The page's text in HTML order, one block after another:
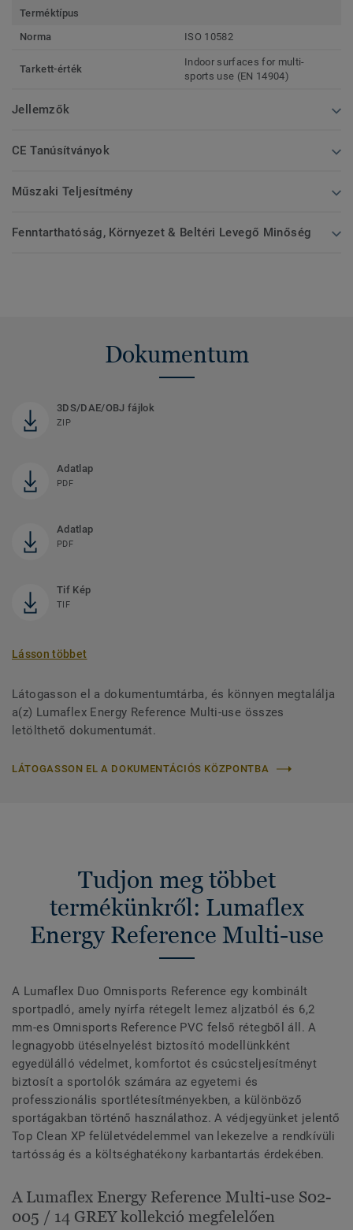
Terméktípus
Norma
ISO 10582
Tarkett-érték
Indoor surfaces for multi-
sports use (EN 14904)
Jellemzők
CE Tanúsítványok
Műszaki Teljesítmény
Fenntarthatóság, Környezet & Beltéri Levegő Minőség
Dokumentum
3DS/DAE/OBJ fájlok
ZIP
Adatlap
PDF
Adatlap
PDF
Tif Kép
TIF
Lásson többet
Látogasson el a dokumentumtárba, és könnyen megtalálja
a(z) Lumaflex Energy Reference Multi-use összes
letölthető dokumentumát.
LÁTOGASSON EL A DOKUMENTÁCIÓS KÖZPONTBA
Tudjon meg többet
termékünkről: Lumaflex
Energy Reference Multi-use
A Lumaflex Duo Omnisports Reference egy kombinált
sportpadló, amely nyírfa rétegelt lemez aljzatból és 6,2
mm-es Omnisports Reference PVC felső rétegből áll. A
legnagyobb ütéselnyelést biztosító modellünkként
egyedülálló védelmet, komfortot és csúcsteljesítményt
biztosít a sportolók számára az egyetemi és
professzionális sportlétesítményekben, a különböző
sportágakban történő használathoz. A védjegyünket jelentő
Top Clean XP felületvédelemmel van lekezelve a rendkívüli
tartósság és a költséghatékony karbantartás érdekében.
A Lumaflex Energy Reference Multi-use S02-
005 / 14 GREY kollekció megfelelően